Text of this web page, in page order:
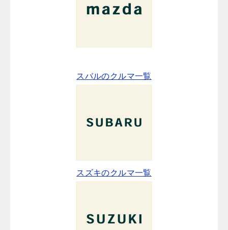
スバルのクルマ一覧
スズキのクルマ一覧